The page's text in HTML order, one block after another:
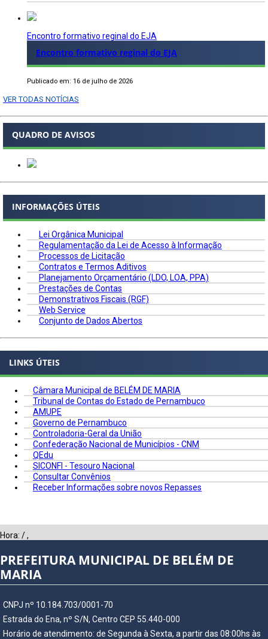
Encontro formativo reginal do EJA
Encontro formativo reginal do EJA
Publicado em: 16 de julho de 2026
VER TODAS NOTÍCIAS
QUADRO DE AVISOS
INFORMAÇÕES ÚTEIS
Lei Orgânica Municipal
Regulamentação da Lei de Acesso à Informação
Processos de Licitação
Contratos e Termos Aditivos
Planejamento Orçamentário (LDO, LOA, PPA)
Prestações de Contas
Demonstrativos Fiscais (RGF)
Web Service
Conjunto de Dados Abertos
LINKS ÚTEIS
Câmara Municipal de BELÉM DE MARIA
Tribunal de Contas do Estado de Pernambuco
AMUPE
Governo de Pernambuco
Controladoria-Geral da União
Confederação Nacional de Municípios - CNM
QEdu
SICONFI - Tesouro Nacional
Consultar Convênios
Receber Informações sobre novos Repasses
Hora: /,
PREFEITURA MUNICIPAL DE BELÉM DE
MARIA
CNPJ nº 10.184.703/0001-70
Estrada do Ena, nº S/N, Centro CEP 55.440-000
Horário de atendimento: de Segunda à Sexta, a partir das 08:00hs às